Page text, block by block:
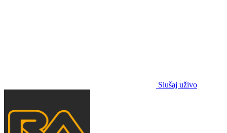
Slušaj uživo